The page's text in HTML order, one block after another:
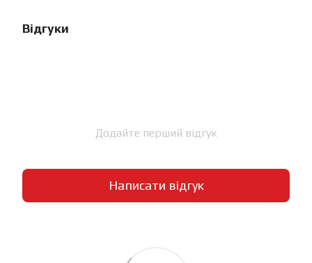
Відгуки
Додайте перший відгук
Написати відгук